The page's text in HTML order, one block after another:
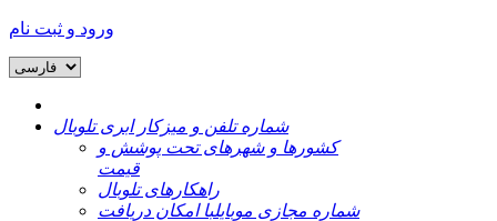
ورود و ثبت نام
شماره تلفن و میزکار ابری تلوبال
کشورها و شهرهای تحت پوشش و
قیمت
راهکارهای تلوبال
شماره مجازی موبایلبا امکان دریافت